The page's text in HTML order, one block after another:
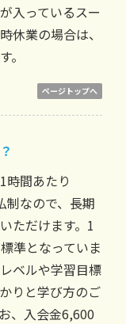
入っているスー
休業の場合は、
。
ページトップへ
時間あたり
制なので、長期
ただけます。1
準となっていま
ベルや学習目標
りと学び方のご
、入会金6,600